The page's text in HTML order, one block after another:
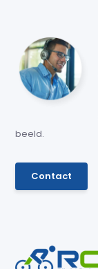
beeld.
Contact